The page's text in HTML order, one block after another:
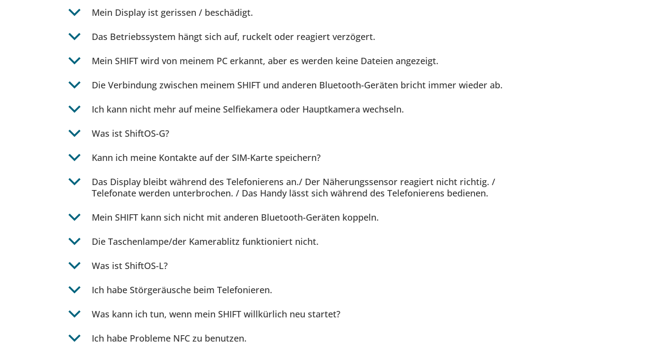
b Mein Display ist gerissen / beschädigt.
b Das Betriebssystem hängt sich auf, ruckelt oder reagiert verzögert.
b Mein SHIFT wird von meinem PC erkannt, aber es werden keine Dateien angezeigt.
b Die Verbindung zwischen meinem SHIFT und anderen Bluetooth-Geräten bricht immer wieder ab.
b Ich kann nicht mehr auf meine Selfiekamera oder Hauptkamera wechseln.
b Was ist ShiftOS-G?
b Kann ich meine Kontakte auf der SIM-Karte speichern?
b
Das Display bleibt während des Telefonierens an./ Der Näherungssensor reagiert nicht richtig. /
Telefonate werden unterbrochen. / Das Handy lässt sich während des Telefonierens bedienen.
b Mein SHIFT kann sich nicht mit anderen Bluetooth-Geräten koppeln.
b Die Taschenlampe/der Kamerablitz funktioniert nicht.
b Was ist ShiftOS-L?
b Ich habe Störgeräusche beim Telefonieren.
b Was kann ich tun, wenn mein SHIFT willkürlich neu startet?
b Ich habe Probleme NFC zu benutzen.